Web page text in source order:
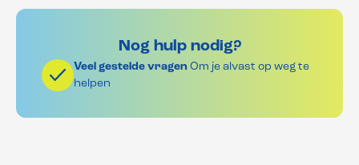
Nog hulp nodig?
Veel gestelde vragen Om je alvast op weg te
helpen